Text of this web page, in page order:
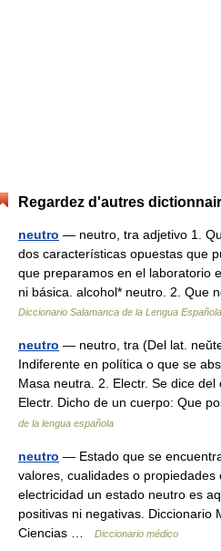
Regardez d'autres
neutro — neutro, tra adjetivo 1.
dos características opuestas que
que preparamos en el laboratorio
ni básica. alcohol* neutro. 2.
Diccionario Salamanca de la Lengua Española
neutro — neutro, tra (Del lat.
Indiferente en política o que se
Masa neutra. 2. Electr. Se dice
Electr. Dicho de un cuerpo: Que
de la lengua española
neutro — Estado que se
valores, cualidades o
electricidad un estado neutro es
positivas ni negativas. Diccionario
Ciencias …
Diccionario médico